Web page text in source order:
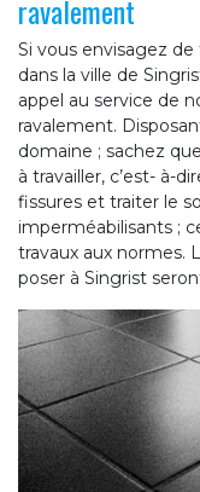
ravalement
Si vous envisagez
dans la ville de
appel au service de
ravalement.
domaine ; sachez
à travailler, c’est- à-
fissures et traiter le
imperméabilisants ;
travaux aux normes.
poser à Singrist